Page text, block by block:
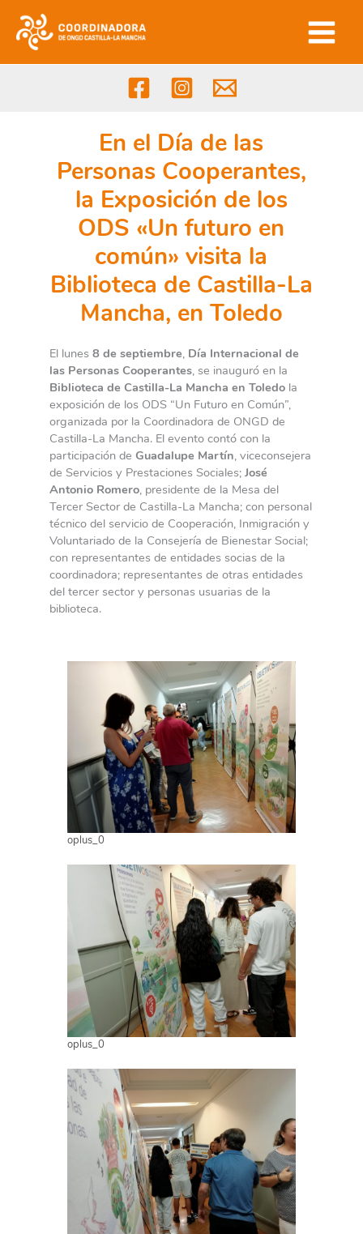
contenido
En el Día de las
Personas Cooperantes,
la Exposición de los
ODS «Un futuro en
común» visita la
Biblioteca de Castilla-La
Mancha, en Toledo
El lunes 8 de septiembre, Día Internacional de
las Personas Cooperantes, se inauguró en la
Biblioteca de Castilla-La Mancha en Toledola
exposición de los ODS “Un Futuro en Común”,
organizada por la Coordinadora de ONGD de
Castilla-La Mancha. El evento contó con la
participación de Guadalupe Martín, viceconsejera
de Servicios y Prestaciones Sociales; José
Antonio Romero, presidente de la Mesa del
Tercer Sector de Castilla-La Mancha; con personal
técnico del servicio de Cooperación, Inmigración y
Voluntariado de la Consejería de Bienestar Social;
con representantes de entidades socias de la
coordinadora; representantes de otras entidades
del tercer sector y personas usuarias de la
biblioteca.
oplus_0
oplus_0